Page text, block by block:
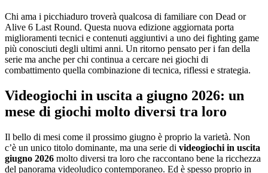
Chi ama i picchiaduro troverà qualcosa di familiare con Dead or
Alive 6 Last Round. Questa nuova edizione aggiornata porta
miglioramenti tecnici e contenuti aggiuntivi a uno dei fighting game
più conosciuti degli ultimi anni. Un ritorno pensato per i fan della
serie ma anche per chi continua a cercare nei giochi di
combattimento quella combinazione di tecnica, riflessi e strategia.
Videogiochi in uscita a giugno 2026: un
mese di giochi molto diversi tra loro
Il bello di mesi come il prossimo giugno è proprio la varietà. Non
c’è un unico titolo dominante, ma una serie di videogiochi in uscita
giugno 2026 molto diversi tra loro che raccontano bene la ricchezza
del panorama videoludico contemporaneo. Ed è spesso proprio in